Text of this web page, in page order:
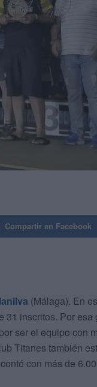
Compartir en Facebook
(Málaga). En
31 inscritos. Por esa
ser el equipo con
Titanes también
con más de